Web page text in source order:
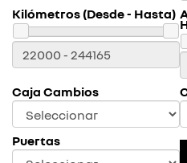
Kilómetros (Desde - Hasta)
Caja Cambios
Puertas